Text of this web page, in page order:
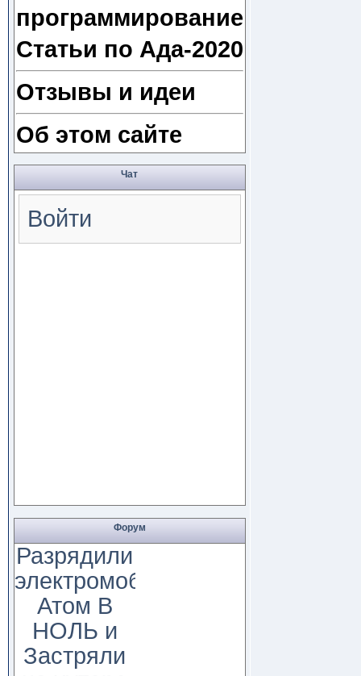
программирование
Статьи по Ада-2020
Отзывы и идеи
Об этом сайте
Чат
Войти
Форум
Разрядили
электромобиль
Атом В
НОЛЬ и
Застряли